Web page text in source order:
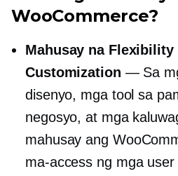
WooCommerce?
Mahusay na Flexibility
Customization — Sa
disenyo, mga tool sa
negosyo, at mga
mahusay ang
ma-access ng mga